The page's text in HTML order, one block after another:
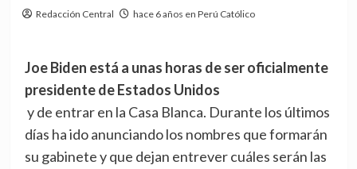
Redacción Central hace 6 años en Perú Católico
Joe Biden está a unas horas de ser oficialmente
presidente de Estados Unidos
y de entrar en la Casa Blanca. Durante los últimos
días ha ido anunciando los nombres que formarán
su gabinete y que dejan entrever cuáles serán las